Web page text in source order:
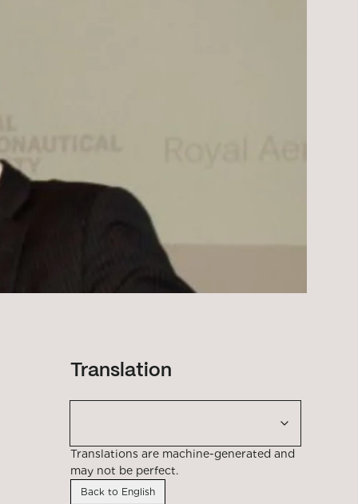
Translation
Translations are machine-generated and
may not be perfect.
Back to English